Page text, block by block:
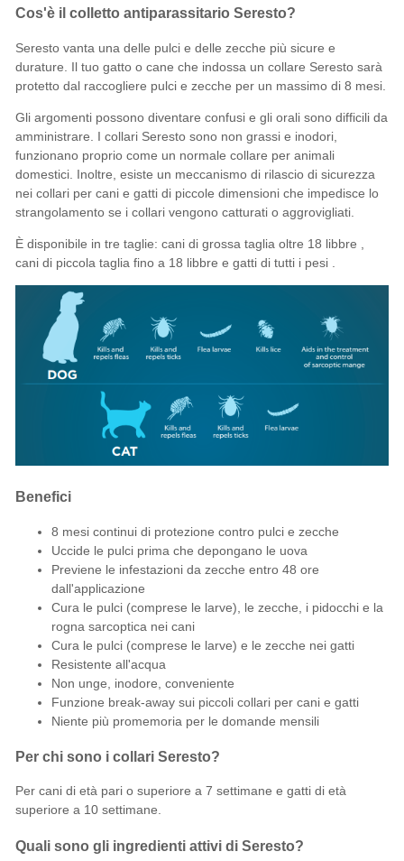
Cos'è il colletto antiparassitario Seresto?
Seresto vanta una delle pulci e delle zecche più sicure e
durature. Il tuo gatto o cane che indossa un collare Seresto sarà
protetto dal raccogliere pulci e zecche per un massimo di 8 mesi.
Gli argomenti possono diventare confusi e gli orali sono difficili da
amministrare. I collari Seresto sono non grassi e inodori,
funzionano proprio come un normale collare per animali
domestici. Inoltre, esiste un meccanismo di rilascio di sicurezza
nei collari per cani e gatti di piccole dimensioni che impedisce lo
strangolamento se i collari vengono catturati o aggrovigliati.
È disponibile in tre taglie: cani di grossa taglia oltre 18 libbre
cani di piccola taglia fino a 18 libbre e gatti di tutti i pesi
Benefici
8 mesi continui di protezione contro pulci e zecche
Uccide le pulci prima che depongano le uova
Previene le infestazioni da zecche entro 48 ore
dall'applicazione
Cura le pulci (comprese le larve), le zecche, i pidocchi e la
rogna sarcoptica nei cani
Cura le pulci (comprese le larve) e le zecche nei gatti
Resistente all'acqua
Non unge, inodore, conveniente
Funzione break-away sui piccoli collari per cani e gatti
Niente più promemoria per le domande mensili
Per chi sono i collari Seresto?
Per cani di età pari o superiore a 7 settimane e gatti di età
superiore a 10 settimane.
Quali sono gli ingredienti attivi di Seresto?